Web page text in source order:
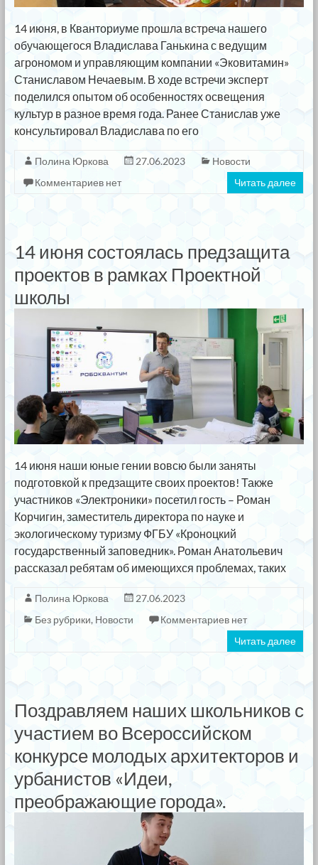
14 июня, в Кванториуме прошла встреча нашего
обучающегося Владислава Ганькина с ведущим
агрономом и управляющим компании «Эковитамин»
Станиславом Нечаевым. В ходе встречи эксперт
поделился опытом об особенностях освещения
культур в разное время года. Ранее Станислав уже
консультировал Владислава по его
Полина Юркова 27.06.2023
Новости
Комментариев нет
Читать далее
14 июня состоялась предзащита
проектов в рамках Проектной
школы
14 июня наши юные гении вовсю были заняты
подготовкой к предзащите своих проектов! Также
участников «Электроники» посетил гость – Роман
Корчигин, заместитель директора по науке и
экологическому туризму ФГБУ «Кроноцкий
государственный заповедник». Роман Анатольевич
рассказал ребятам об имеющихся проблемах, таких
Полина Юркова
27.06.2023
Без рубрики, Новости
Комментариев нет
Читать далее
Поздравляем наших школьников с
участием во Всероссийском
конкурсе молодых архитекторов и
урбанистов «Идеи,
преображающие города».